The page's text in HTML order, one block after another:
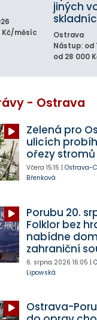
Kč/měsíc
jiných
Ostrava
Nástup: od
od 28 000
- Ostrava
Zelená pro
ulicích
ořezy stromů
Včera 15:15 | Ostrava-
Břenková
Porubu 20.
Folklor bez
nabídne
zahraniční
6. srpna 2026 16:05 |
Lipowská
Ostrava-